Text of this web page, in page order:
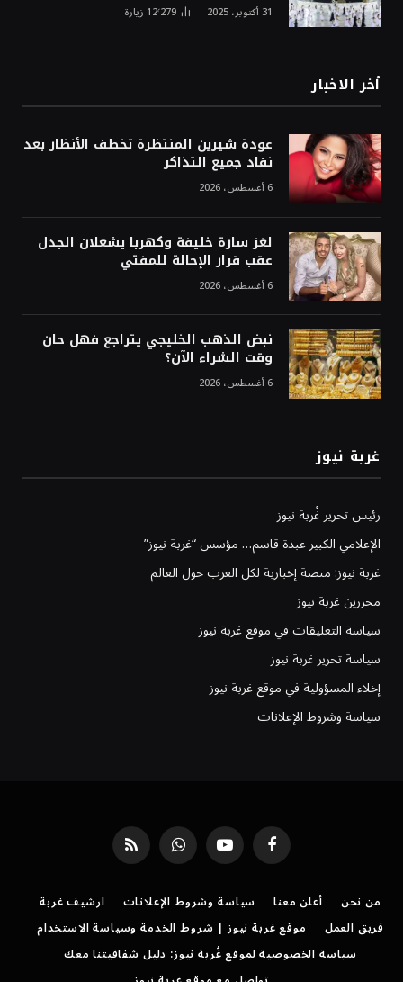
31 أكتوبر، 2025 12٬279 زيارة
أخر الاخبار
عودة شيرين المنتظرة تخطف الأنظار بعد
نفاد جميع التذاكر
6 أغسطس، 2026
لغز سارة خليفة وكهربا يشعلان الجدل
عقب قرار الإحالة للمفتي
6 أغسطس، 2026
نبض الذهب الخليجي يتراجع فهل حان
وقت الشراء الآن؟
6 أغسطس، 2026
غربة نيوز
رئيس تحرير غُربة نيوز
الإعلامي الكبير عبدة قاسم… مؤسس “غربة نيوز”
غربة نيوز: منصة إخبارية لكل العرب حول العالم
محررين غربة نيوز
سياسة التعليقات في موقع غربة نيوز
سياسة تحرير غربة نيوز
إخلاء المسؤولية في موقع غربة نيوز
سياسة وشروط الإعلانات
فيسبوك يوتيوب واتساب RSS
من نحن أعلن معنا سياسة وشروط الإعلانات
ارشيف غربة
فريق العمل
موقع غربة نيوز | شروط الخدمة وسياسة الاستخدام
سياسة الخصوصية لموقع غُربة نيوز: دليل شفافيتنا معك